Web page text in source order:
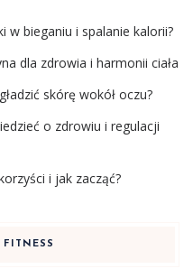
w bieganiu i spalanie kalorii?
dla zdrowia i harmonii ciała
skórę wokół oczu?
o zdrowiu i regulacji
i jak zacząć?